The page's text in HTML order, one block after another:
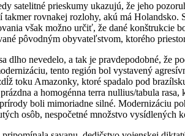
satelitné prieskumy ukazujú, že jeho
rovnakej rozlohy, akú má
však možno určiť, že dané
pôvodným obyvateľstvom, ktorého
dlho nevedelo, a tak je pravdepodobné, že
tento región bol vystavený
toku Amazonky, ktoré spadalo pod
a homogénna terra nullius/tabula
boli mimoriadne silné. Modernizáciu
osôb, nespočetné množstvo vysídlených